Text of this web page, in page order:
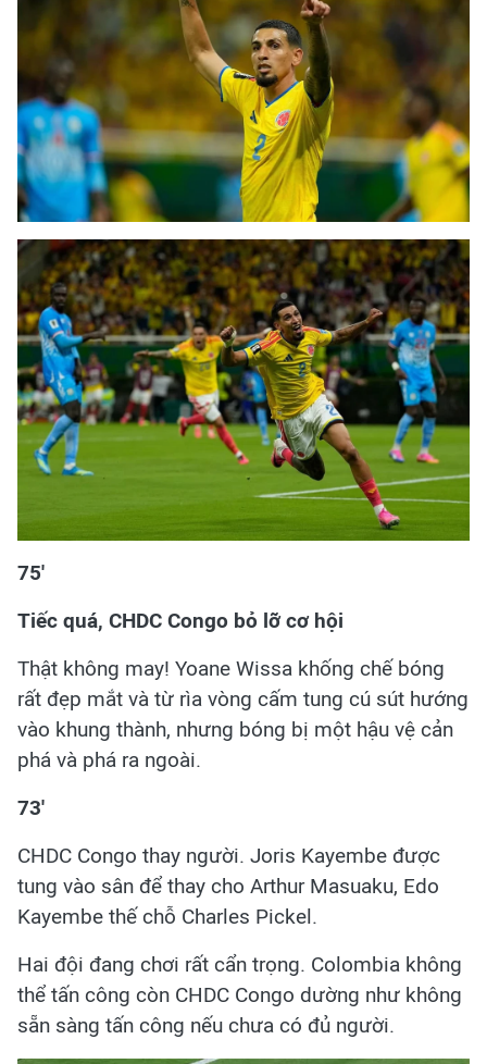
75'
Tiếc quá, CHDC Congo bỏ lỡ cơ hội
Thật không may! Yoane Wissa khống chế bóng
rất đẹp mắt và từ rìa vòng cấm tung cú sút hướng
vào khung thành, nhưng bóng bị một hậu vệ cản
phá và phá ra ngoài.
73'
CHDC Congo thay người. Joris Kayembe được
tung vào sân để thay cho Arthur Masuaku, Edo
Kayembe thế chỗ Charles Pickel.
Hai đội đang chơi rất cẩn trọng. Colombia không
thể tấn công còn CHDC Congo dường như không
sẵn sàng tấn công nếu chưa có đủ người.